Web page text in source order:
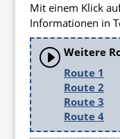
Mit einem Klick
Informationen in
I Weitere
Route 1
Route 2
Route 3
Route 4